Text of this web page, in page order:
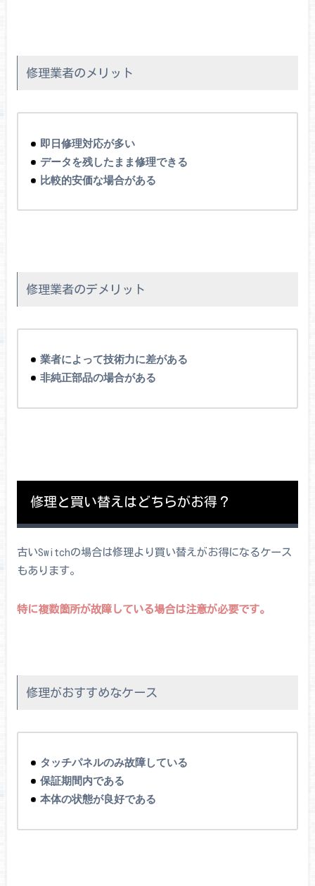
修理業者のメリット
即日修理対応が多い
データを残したまま修理できる
比較的安価な場合がある
修理業者のデメリット
業者によって技術力に差がある
非純正部品の場合がある
修理と買い替えはどちらがお得？
古いSwitchの場合は修理より買い替えがお得になるケース
もあります。
特に複数箇所が故障している場合は注意が必要です。
修理がおすすめなケース
タッチパネルのみ故障している
保証期間内である
本体の状態が良好である